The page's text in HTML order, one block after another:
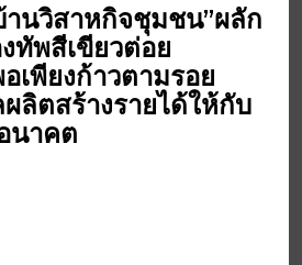
านวิสาหกิจชุมชน”ผลัก
ทัพสีเขียวต่อย
เพียงก้าวตามรอย
ลิตสร้างรายได้ให้กับ
นาคต